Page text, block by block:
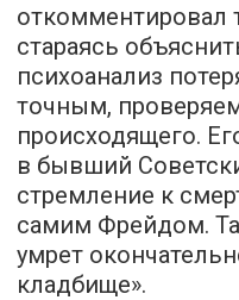
откомментировал
стараясь
психоанализ
точным,
происходящего.
в бывший
стремление к
самим Фрейдом.
умрет
кладбище».